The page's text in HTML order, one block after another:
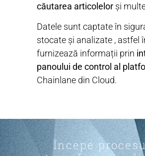
căutarea articolelor și
Datele sunt captate în
stocate și analizate , astfel
furnizează informații prin
panoului de control al
Chainlane din Cloud.
Începe